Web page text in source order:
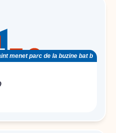
menet parc de la buzine bat b